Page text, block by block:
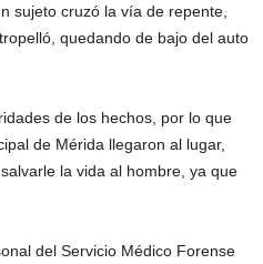
sujeto cruzó la vía de repente,
quedando de bajo del auto
de los hechos, por lo que
de Mérida llegaron al lugar,
la vida al hombre, ya que
del Servicio Médico Forense